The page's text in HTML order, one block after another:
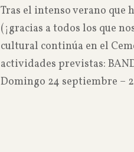
Tras el intenso verano que
(¡gracias a todos los que
cultural continúa en el
actividades previstas:
Domingo 24 septiembre –